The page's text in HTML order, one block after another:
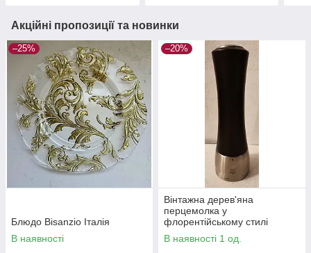
Акційні пропозиції та новинки
–25%
Блюдо Bisanzio Італія
В наявності
–20%
Вінтажна дерев'яна
перцемолка у
флорентійському стилі
В наявності 1 од.